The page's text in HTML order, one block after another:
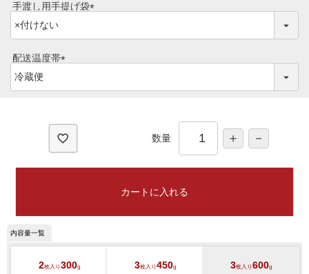
手渡し用手提げ袋
必
配送温度帯
必
数量
カートに入れる
2枚入り 300g 3枚入り 450g 3枚入り600g